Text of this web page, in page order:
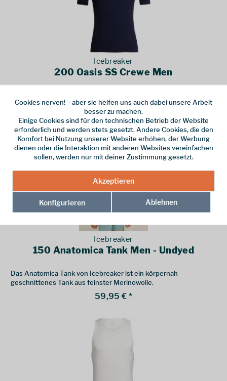
Icebreaker
200 Oasis SS Crewe Men
Kurzarm-Shirt mit Funktion die auf Tour und im Alltag
gleichermaßen für ein angenehmes Tragegefühl sorgt.
89,95 € *
Icebreaker
150 Anatomica Tank Men - Undyed
Das Anatomica Tank von Icebreaker ist ein körpernah
geschnittenes Tank aus feinster Merinowolle.
59,95 € *
Cookies nerven! – aber sie helfen uns auch dabei unsere Arbeit
besser zu machen.
Einige Cookies sind für den technischen Betrieb der Website
erforderlich und werden stets gesetzt. Andere Cookies, die den
Komfort bei Nutzung unserer Website erhöhen, der Werbung
dienen oder die Interaktion mit anderen Websites vereinfachen
sollen, werden nur mit deiner Zustimmung gesetzt.
Akzeptieren
Konfigurieren Ablehnen